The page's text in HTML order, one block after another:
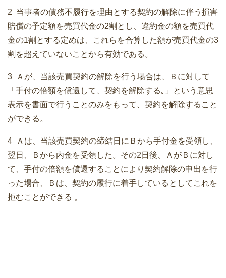
2 当事者の債務不履行を理由とする契約の解除に伴う損害
賠償の予定額を売買代金の2割とし、違約金の額を売買代
金の1割とする定めは、これらを合算した額が売買代金の3
割を超えていないことから有効である。
3 Ａが、当該売買契約の解除を行う場合は、Ｂに対して
「手付の倍額を償還して、契約を解除する｡」という意思
表示を書面で行うことのみをもって、契約を解除すること
ができる。
4 Ａは、当該売買契約の締結日にＢから手付金を受領し、
翌日、Ｂから内金を受領した。その2日後、ＡがＢに対し
て、手付の倍額を償還することにより契約解除の申出を行
った場合、Ｂは、契約の履行に着手しているとしてこれを
拒むことができる 。